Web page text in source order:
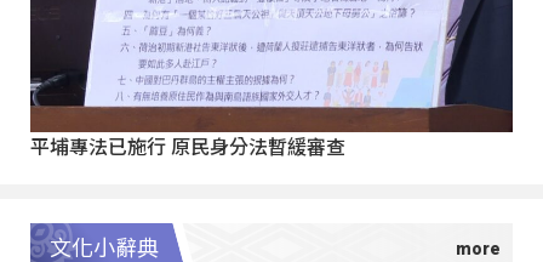
平埔專法已施行 原民身分法暫緩審查
文化小辭典